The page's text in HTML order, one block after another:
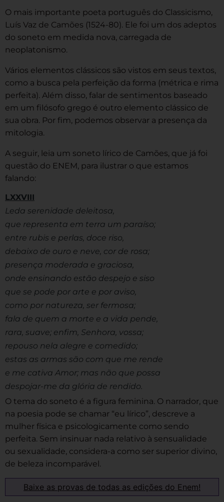
O mais importante poeta português do Classicismo,
Luís Vaz de Camões (1524-80). Ele foi um dos adeptos
do soneto em medida nova, carregada de
neoplatonismo.
Vários elementos clássicos são vistos em seus textos,
como a busca pela perfeição da forma (métrica e rima
perfeita). Além disso, falar de sentimentos baseado
em um filósofo grego é outro elemento clássico de
sua obra. Por fim, podemos observar a presença da
mitologia.
A seguir, leia um soneto lírico de Camões, que já foi
questão do ENEM, para ilustrar o que estamos
falando:
LXXVIII
Leda serenidade deleitosa,
que representa em terra um paraíso;
entre rubis e perlas, doce riso,
debaixo de ouro e neve, cor de rosa;
presença moderada e graciosa,
onde ensinando estão despejo e siso
que se pode por arte e por aviso,
como por natureza, ser fermosa;
fala de quem a morte e a vida pende,
rara, suave; enfim, Senhora, vossa;
repouso nela alegre e comedido;
estas as armas são com que me rende
e me cativa Amor; mas não que possa
despojar-me da glória de rendido.
O tema do soneto é a figura feminina. O narrador, que
na poesia pode se chamar “eu lírico”, descreve a
mulher física e psicologicamente como sendo
perfeita. Sem insinuar nada relativo à sensualidade
ou sexualidade, considera-a como ser superior divino,
de beleza incomparável.
Baixe as provas de todas as edições do Enem!